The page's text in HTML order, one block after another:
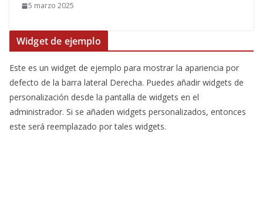
5 marzo 2025
Widget de ejemplo
Este es un widget de ejemplo para mostrar la apariencia por
defecto de la barra lateral Derecha. Puedes añadir widgets de
personalización desde la pantalla de widgets en el
administrador. Si se añaden widgets personalizados, entonces
este será reemplazado por tales widgets.